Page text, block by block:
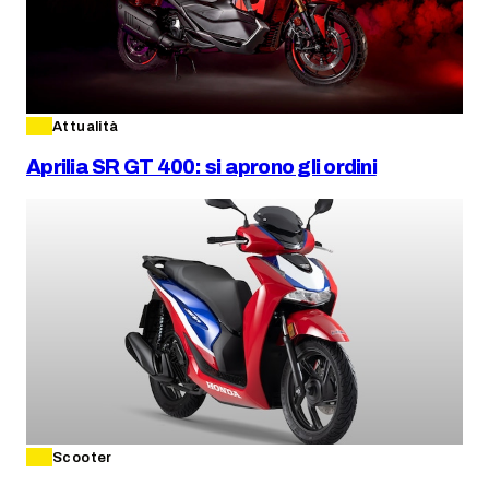
Attualità
Aprilia SR GT 400: si aprono gli ordini
Scooter